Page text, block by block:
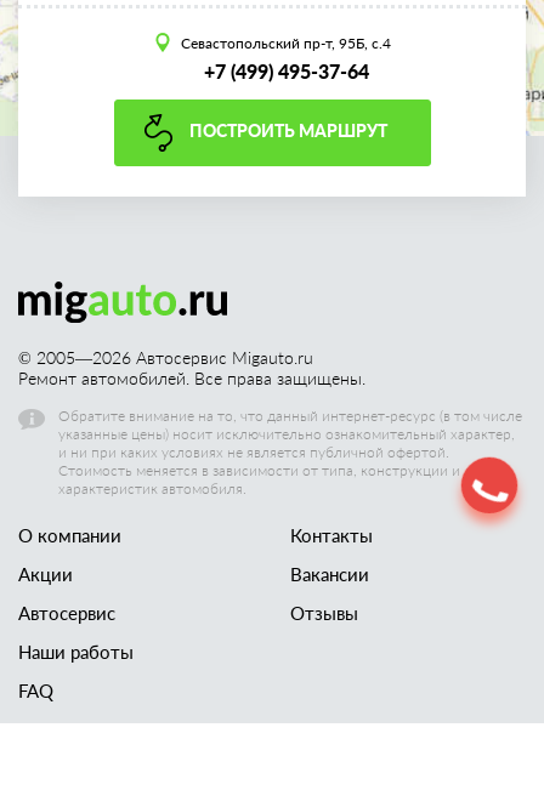
Севастопольский пр-т, 95Б, с.4
+7 (499) 495-37-64
ПОСТРОИТЬ МАРШРУТ
© 2005—2026 Автосервис Migauto.ru
Ремонт автомобилей. Все права защищены.
Обратите внимание на то, что данный интернет-ресурс (в том числе
указанные цены) носит исключительно ознакомительный характер,
и ни при каких условиях не является публичной офертой.
Стоимость меняется в зависимости от типа, конструкции и других
характеристик автомобиля.
О компании
Акции
Автосервис
Наши работы
Контакты
Вакансии
Отзывы
FAQ
Новости